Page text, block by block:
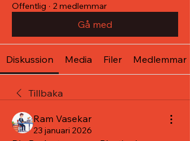
Offentlig · 2 medlemmar
Gå med
Diskussion Media Filer Medlemmar
Tillbaka
Ram Vasekar
23 januari 2026